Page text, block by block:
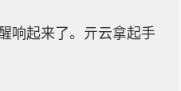
响起来了。亓云拿起手